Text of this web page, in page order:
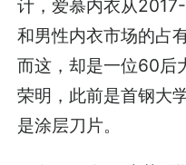
计，爱慕内衣从
和男性内衣市场的占
而这，却是一位60后
荣明，此前是首钢大
是涂层刀片。